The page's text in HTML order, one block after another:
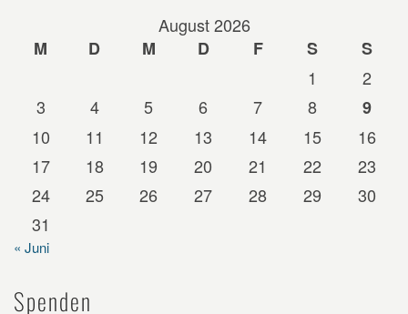
August 2026
M
D M D F S
S
1
2
3
4 5 6 7 8
9
10
11 12 13 14 15
16
17
18 19 20 21 22
23
24
25 26 27 28 29
30
31
« Juni
Spenden